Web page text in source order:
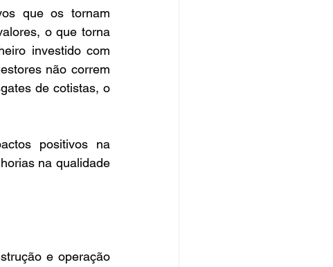
que os tornam
o que torna
investido com
não correm
de cotistas, o
positivos na
na qualidade
e operação